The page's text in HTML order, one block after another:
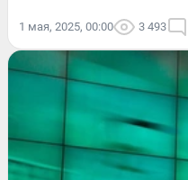
1 мая, 2025, 00:00 3 493